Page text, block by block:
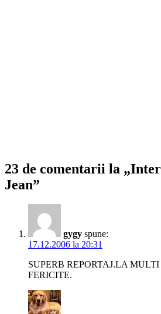
23 de comentarii la
Jean”
gygy spune:
17.12.2006 la 20:31
SUPERB REPORTAJ.LA
FERICITE.